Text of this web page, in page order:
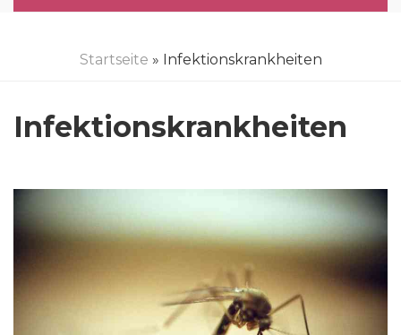
Startseite » Infektionskrankheiten
Infektionskrankheiten